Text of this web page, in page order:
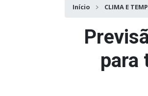
Início CLIMA E
para